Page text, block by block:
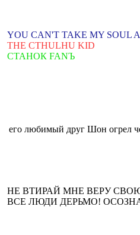
YOU CAN'T TAKE MY SOUL
THE CTHULHU KID
СТАНОК FANЪ
его любимый друг Шон огрел
НЕ ВТИРАЙ МНЕ ВЕРУ
ВСЕ ЛЮДИ ДЕРЬМО!